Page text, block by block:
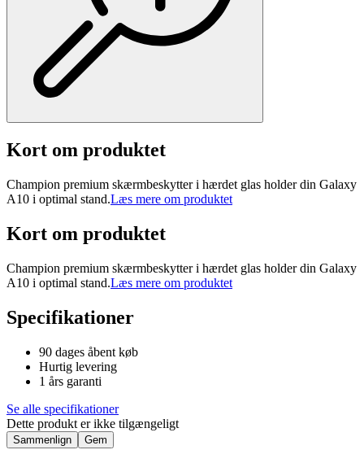
Kort om produktet
Champion premium skærmbeskytter i hærdet glas holder din Galaxy
A10 i optimal stand.Læs mere om produktet
Kort om produktet
Champion premium skærmbeskytter i hærdet glas holder din Galaxy
A10 i optimal stand.Læs mere om produktet
Specifikationer
90 dages åbent køb
Hurtig levering
1 års garanti
Se alle specifikationer
Dette produkt er ikke tilgængeligt
Sammenlign Gem